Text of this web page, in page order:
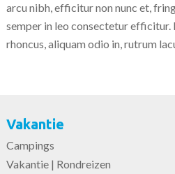
arcu nibh, efficitur non nunc et,
semper in leo consectetur efficitur.
rhoncus, aliquam odio in, rutrum
Vakantie
Campings
Vakantie | Rondreizen